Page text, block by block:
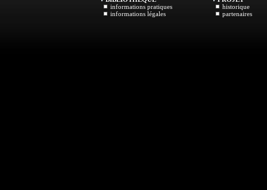
informations pratiques
informations légales
historique
partenaires